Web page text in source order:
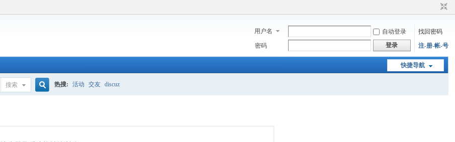
用户名 自动登录
找回密码
密码
登录 注-册-帐-号
快捷导航
搜索 热搜: 活动 交友 discuz